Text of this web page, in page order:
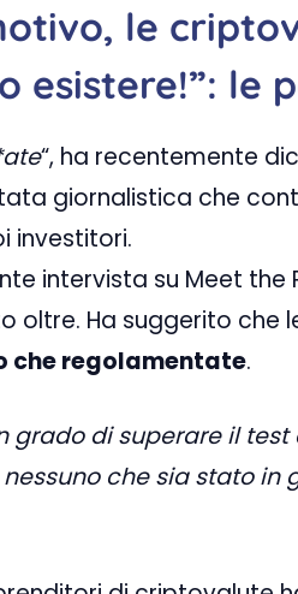
le
esistere!”: le
“, ha recentemente
giornalistica che
investitori.
intervista su Meet
oltre. Ha suggerito che
regolamentate.
grado di superare il test
che sia stato in